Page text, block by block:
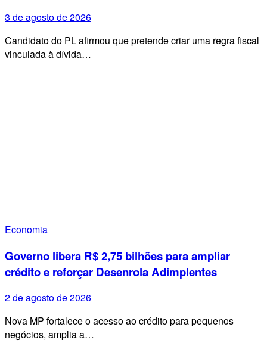
3 de agosto de 2026
Candidato do PL afirmou que pretende criar uma regra fiscal
vinculada à dívida…
Economia
Governo libera R$ 2,75 bilhões para ampliar
crédito e reforçar Desenrola Adimplentes
2 de agosto de 2026
Nova MP fortalece o acesso ao crédito para pequenos
negócios, amplia a…